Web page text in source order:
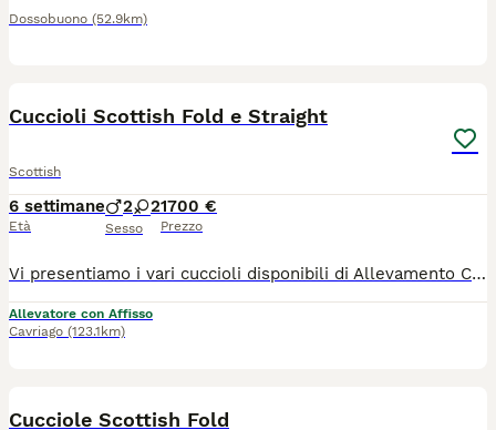
Dossobuono (52.9km)
Cuccioli Scottish Fold e Straight
Scottish
6 settimane
Età
2 2
Sesso
1700 €
Prezzo
Vi presentiamo i vari cuccioli disponibili di Allevamento Casa HD Von Panty 🐱 Tutti i nostri cuccioli vengono cresciuti per i primi mesi da noi affinché non raggiungono i 3 mesi d’età, momento a partire dal quale saranno pronti ad entrare a far parte della nuova famiglia. 🙋🏻‍♀️ Innamorarsi di questi cuccioli è molto facile. Per questo vi suggeriamo sempre di prenotare il cucciolo con largo anticipo. 🏠Venite a farci visita di persona presso il nostro Allevamento, sarà amore a prima vista ♥️ 💕Inoltre potremmo dialogare assieme per scoprire le vostre affinità con il cucciolo e darvi dei consigli per costruire una piacevole relazione felina. Ricordiamo che tutti i nostri cuccioli vengono ceduti con: 1) Contratto 2) libretto sanitario e Pedigree 3) Vaccinazioni e sverminazione 4) Microchip 5) Certificato di buona salute 6) Test genitori 7)Kit giochi e consigli comportamentali e alimentari per relazionarsi con il cucciolo I nostri cuccioli sono già educati al tiragraffi e all’uso della lettiera. Un animale è magia 👉ci trovate a: 📍37062 Villafranca di Verona in via Carlo Alberto, 44 📍42025 Corte Tegge Cavriago (RE) in Via Piero Gobetti,1 ☎️ prendete appuntamento telefonico al 348 4095905 oppure 340 0021208 https://allevamentocasahdvonbaunty.com Ciao 🐾 Milena, Larysa e Fausto 🐾
Allevatore con Affisso
Cavriago (123.1km)
Cucciole Scottish Fold